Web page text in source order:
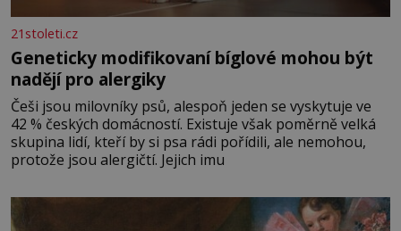
21stoleti.cz
Geneticky modifikovaní bíglové mohou být
nadějí pro alergiky
Češi jsou milovníky psů, alespoň jeden se vyskytuje ve
42 % českých domácností. Existuje však poměrně velká
skupina lidí, kteří by si psa rádi pořídili, ale nemohou,
protože jsou alergičtí. Jejich imu